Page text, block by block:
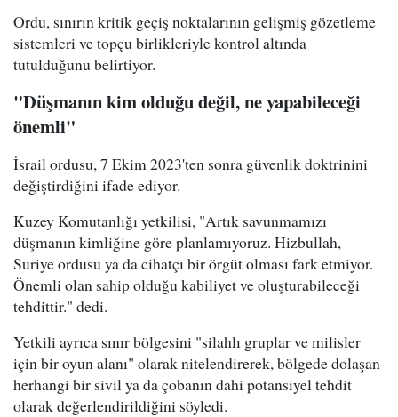
Ordu, sınırın kritik geçiş noktalarının gelişmiş gözetleme
sistemleri ve topçu birlikleriyle kontrol altında
tutulduğunu belirtiyor.
"Düşmanın kim olduğu değil, ne yapabileceği
önemli"
İsrail ordusu, 7 Ekim 2023'ten sonra güvenlik doktrinini
değiştirdiğini ifade ediyor.
Kuzey Komutanlığı yetkilisi, "Artık savunmamızı
düşmanın kimliğine göre planlamıyoruz. Hizbullah,
Suriye ordusu ya da cihatçı bir örgüt olması fark etmiyor.
Önemli olan sahip olduğu kabiliyet ve oluşturabileceği
tehdittir." dedi.
Yetkili ayrıca sınır bölgesini "silahlı gruplar ve milisler
için bir oyun alanı" olarak nitelendirerek, bölgede dolaşan
herhangi bir sivil ya da çobanın dahi potansiyel tehdit
olarak değerlendirildiğini söyledi.